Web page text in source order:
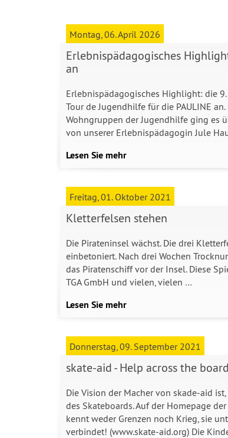
Montag, 06. April 2026
Erlebnispädagogisches
an
Erlebnispädagogisches Highlight: die
Tour de Jugendhilfe für die PAULINE
Wohngruppen der Jugendhilfe ging es
von unserer Erlebnispädagogin Jule
Lesen Sie mehr
Freitag, 01. Oktober 2021
Kletterfelsen stehen
Die Pirateninsel wächst. Die drei
einbetoniert. Nach drei Wochen
das Piratenschiff vor der Insel. Diese
TGA GmbH und vielen, vielen …
Lesen Sie mehr
Donnerstag, 09. September 2021
skate-aid - Help across the board
Die Vision der Macher von skade-aid
des Skateboards. Auf der Homepage
kennt weder Grenzen noch Krieg, sie
verbindet! (www.skate-aid.org) Die